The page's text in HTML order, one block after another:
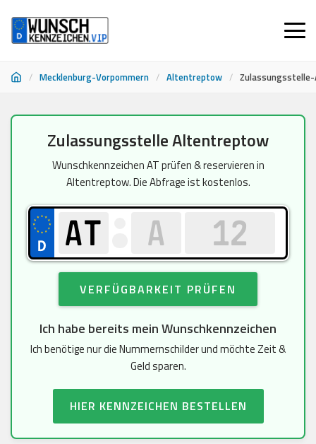
/ Mecklenburg-Vorpommern / Altentreptow /
Zulassungsstelle Altentreptow
Wunschkennzeichen AT prüfen & reservieren in
Altentreptow. Die Abfrage ist kostenlos.
VERFÜGBARKEIT PRÜFEN
Ich habe bereits mein Wunschkennzeichen
Ich benötige nur die Nummernschilder und möchte Zeit &
Geld sparen.
HIER KENNZEICHEN BESTELLEN